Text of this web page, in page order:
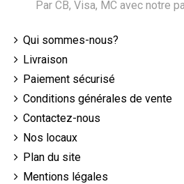
Par CB, Visa, MC avec notre
Qui sommes-nous?
Livraison
Paiement sécurisé
Conditions générales de vente
Contactez-nous
Nos locaux
Plan du site
Mentions légales